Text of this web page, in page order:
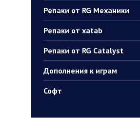
Репаки от RG Механики
Репаки от xatab
Репаки от RG Catalyst
Дополнения к играм
Софт